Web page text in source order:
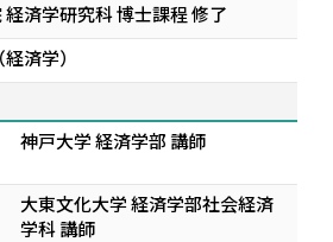
済学研究科 博士課程 修了
済学）
神戸大学 経済学部 講師
大東文化大学 経済学部社会経済
学科 講師